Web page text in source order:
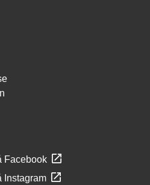
Facebook
Instagram